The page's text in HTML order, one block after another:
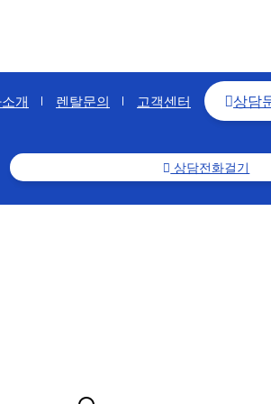
개 렌탈문의 고객센터 상담
상담전화걸기